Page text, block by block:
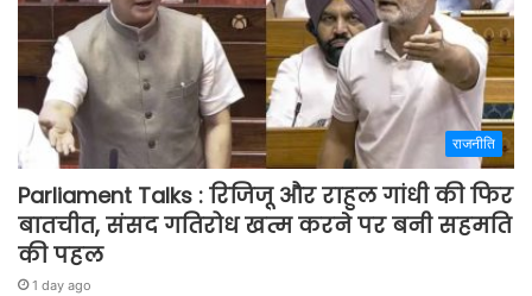
राजनीति
Parliament Talks : रिजिजू और राहुल गांधी की फिर
बातचीत, संसद गतिरोध खत्म करने पर बनी सहमति
की पहल
1 day ago